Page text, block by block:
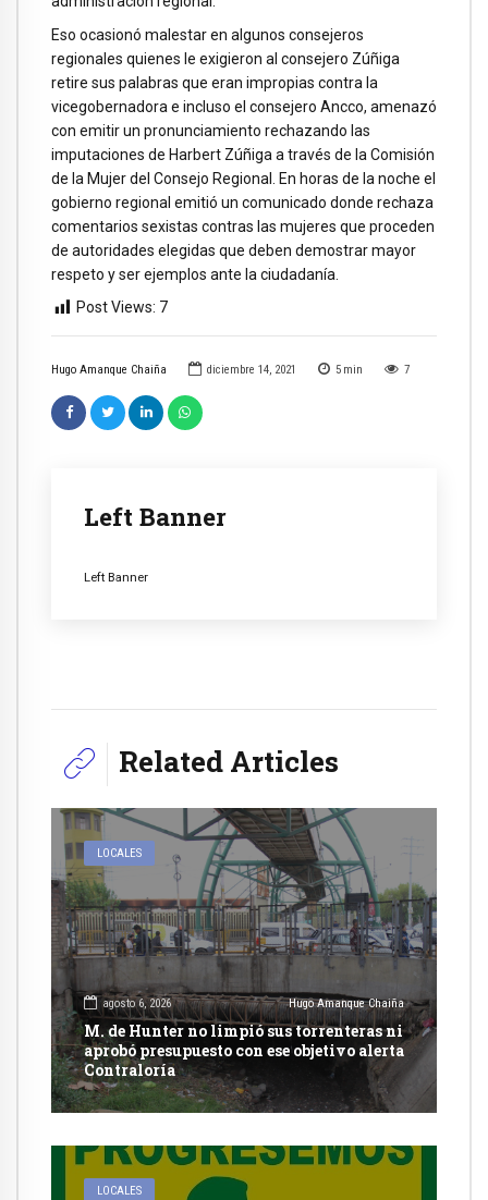
Hugo Amanque Chaiña diciembre 14, 2021 5 min 7
Left Banner
Left Banner
Eso ocasionó malestar en algunos consejeros
regionales quienes le exigieron al consejero Zúñiga
retire sus palabras que eran impropias contra la
vicegobernadora e incluso el consejero Ancco, amenazó
con emitir un pronunciamiento rechazando las
imputaciones de Harbert Zúñiga a través de la Comisión
de la Mujer del Consejo Regional. En horas de la noche el
gobierno regional emitió un comunicado donde rechaza
comentarios sexistas contras las mujeres que proceden
de autoridades elegidas que deben demostrar mayor
respeto y ser ejemplos ante la ciudadanía.
Post Views: 7
Related Articles
LOCALES
agosto 6, 2026 Hugo Amanque Chaiña
M. de Hunter no limpió sus torrenteras ni
aprobó presupuesto con ese objetivo alerta
Contraloría
LOCALES